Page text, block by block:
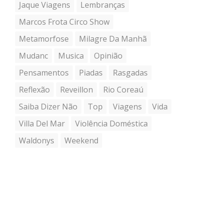
Jaque Viagens
Lembranças
Marcos Frota Circo Show
Metamorfose
Milagre Da Manhã
Mudanc
Musica
Opinião
Pensamentos
Piadas
Rasgadas
Reflexão
Reveillon
Rio Coreaú
Saiba Dizer Não
Top Viagens
Vida
Villa Del Mar
Violência Doméstica
Waldonys
Weekend